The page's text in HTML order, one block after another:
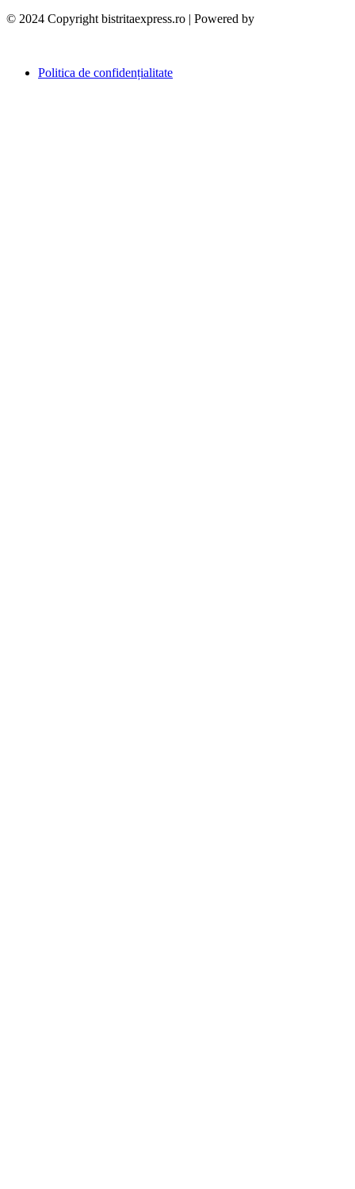
© 2024 Copyright bistritaexpress.ro | Powered by
Politica de confidențialitate